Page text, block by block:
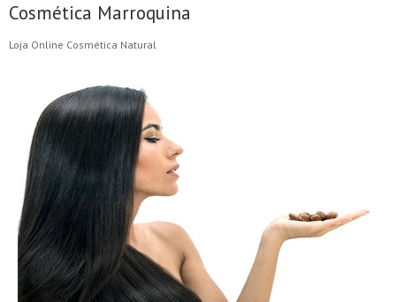
Cosmética Marroquina
Loja Online Cosmética Natural